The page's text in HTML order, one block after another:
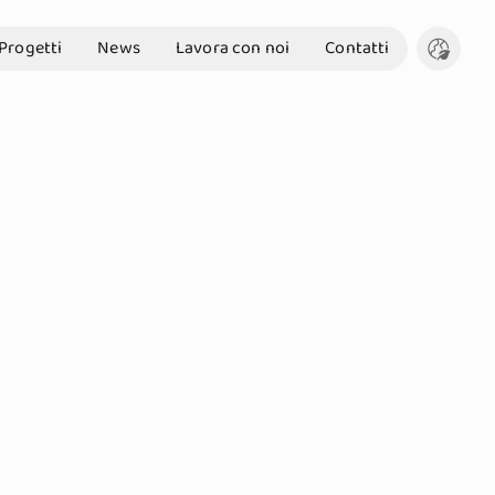
Progetti News Lavora con noi Contatti